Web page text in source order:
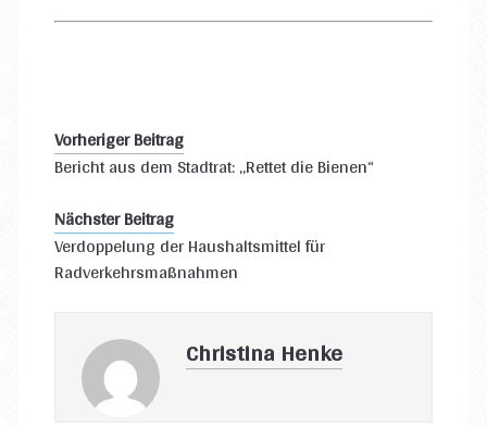
Vorheriger Beitrag
Bericht aus dem Stadtrat: „Rettet die Bienen“
Nächster Beitrag
Verdoppelung der Haushaltsmittel für
Radverkehrsmaßnahmen
Christina Henke